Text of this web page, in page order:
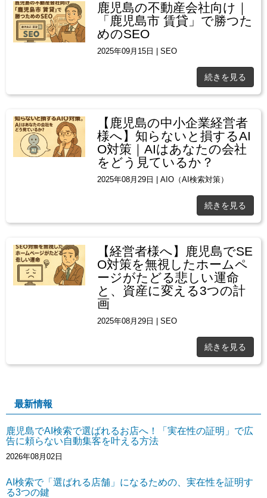
鹿児島の不動産会社向け｜
「鹿児島市 賃貸」で勝つた
めのSEO
2025年09月15日 |SEO
続きを見る
【鹿児島の中小企業経営者
様へ】知らないと損するAI
O対策｜AIはあなたの会社
をどう見ているか？
2025年08月29日 |AIO（AI検索対策）
続きを見る
【経営者様へ】鹿児島でSE
O対策を無視したホームペ
ージがたどる悲しい運命
と、資産に変える3つの計
画
2025年08月29日 |SEO
続きを見る
最新情報
鹿児島でAI検索で選ばれるお店へ！「実在性の証明」で広
告に頼らない自動集客を叶える方法
2026年08月02日
AI検索で「選ばれる店舗」になるための、実在性を証明す
る3つの鍵